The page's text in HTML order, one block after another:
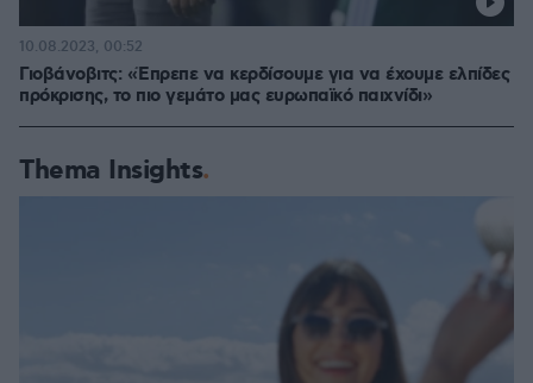
Γιοβάνοβιτς: «Έπρεπε να κερδίσουμε για να έχουμε ελπίδες
πρόκρισης, το πιο γεμάτο μας ευρωπαϊκό παιχνίδι»
10.08.2023, 00:52
Thema Insights